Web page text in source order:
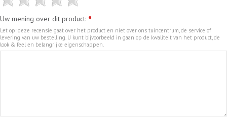
Uw mening over dit product: *
Let op: deze recensie gaat over het product en niet over ons tuincentrum, de service of
levering van uw bestelling. U kunt bijvoorbeeld in gaan op de kwaliteit van het product, de
look & feel en belangrijke eigenschappen.